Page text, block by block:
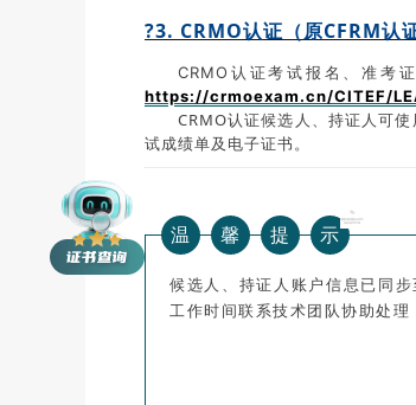
?3. CRMO认证（原CFRM认
CRMO认证考试报名、准考
https://crmoexam.cn/CITEF/
CRMO认证候选人、持证人可
试成绩单及电子证书。
温 馨 提 示
候选人、持证人账户信息已同
工作时间联系技术团队协助处理